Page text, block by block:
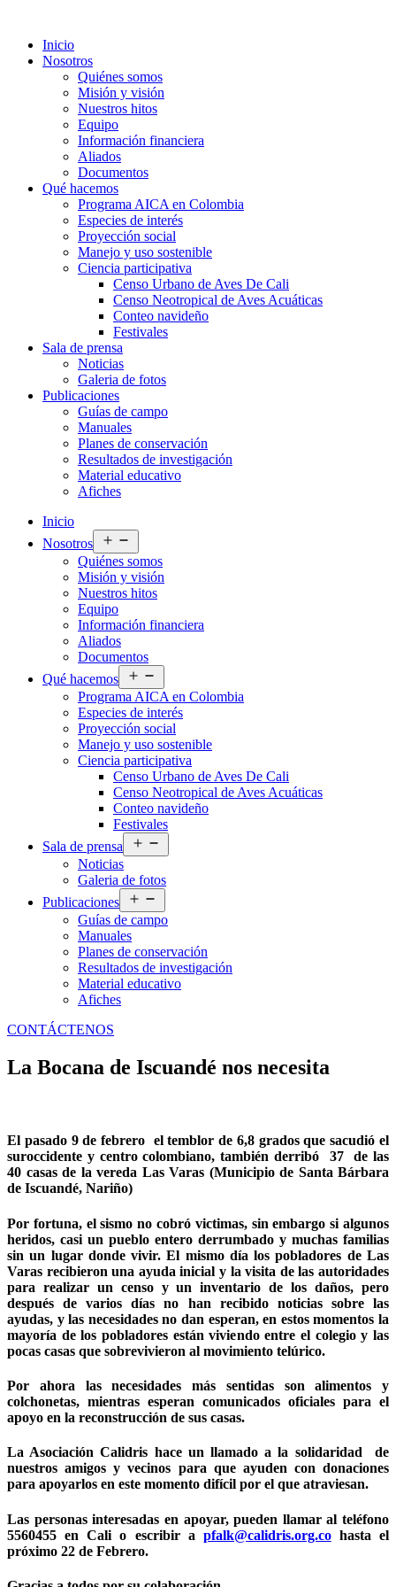
Inicio
Nosotros
Quiénes somos
Misión y visión
Nuestros hitos
Equipo
Información financiera
Aliados
Documentos
Qué hacemos
Programa AICA en Colombia
Especies de interés
Proyección social
Manejo y uso sostenible
Ciencia participativa
Censo Urbano de Aves De Cali
Censo Neotropical de Aves Acuáticas
Conteo navideño
Festivales
Sala de prensa
Noticias
Galeria de fotos
Publicaciones
Guías de campo
Manuales
Planes de conservación
Resultados de investigación
Material educativo
Afiches
Inicio
Nosotros
el
menú
Quiénes somos
Misión y visión
Nuestros hitos
Equipo
Información financiera
Aliados
Documentos
Qué hacemos
el
menú
Programa AICA en Colombia
Especies de interés
Proyección social
Manejo y uso sostenible
Ciencia participativa
Censo Urbano de Aves De Cali
Censo Neotropical de Aves Acuáticas
Conteo navideño
Festivales
Sala de prensa
el
Noticias
Galeria de fotos
Publicaciones
el
menú
Guías de campo
Manuales
Planes de conservación
Resultados de investigación
Material educativo
Afiches
CONTÁCTENOS
La Bocana de Iscuandé nos necesita
El pasado 9 de febrero el temblor de 6,8 grados que sacudió el
suroccidente y centro colombiano, también derribó 37 de las
40 casas de la vereda Las Varas (Municipio de Santa Bárbara
de Iscuandé, Nariño)
Por fortuna, el sismo no cobró victimas, sin embargo si algunos
heridos, casi un pueblo entero derrumbado y muchas familias
sin un lugar donde vivir. El mismo día los pobladores de Las
Varas recibieron una ayuda inicial y la visita de las autoridades
para realizar un censo y un inventario de los daños, pero
después de varios días no han recibido noticias sobre las
ayudas, y las necesidades no dan esperan, en estos momentos la
mayoría de los pobladores están viviendo entre el colegio y las
pocas casas que sobrevivieron al movimiento telúrico.
Por ahora las necesidades más sentidas son alimentos y
colchonetas, mientras esperan comunicados oficiales para el
apoyo en la reconstrucción de sus casas.
La Asociación Calidris hace un llamado a la solidaridad de
nuestros amigos y vecinos para que ayuden con donaciones
para apoyarlos en este momento difícil por el que atraviesan.
Las personas interesadas en apoyar, pueden llamar al teléfono
5560455 en Cali o escribir a pfalk@calidris.org.cohasta el
próximo 22 de Febrero.